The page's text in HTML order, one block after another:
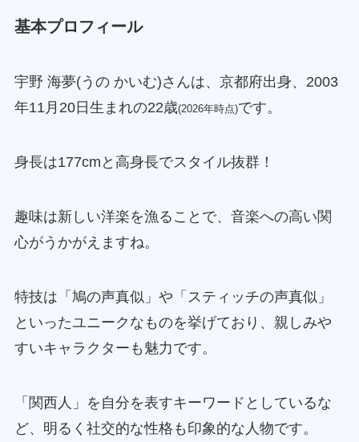
基本プロフィール
宇野 海夢(うの かいむ)さんは、京都府出身、2003
年11月20日生まれの22歳(2026年時点)です。
身長は177cmと高身長でスタイル抜群！
趣味は新しい洋楽を漁ることで、音楽への高い関
心がうかがえますね。
特技は「鳩の声真似」や「スティッチの声真似」
といったユニークなものを挙げており、親しみや
すいキャラクターも魅力です。
「関西人」を自分を表すキーワードとしているな
ど、明るく社交的な性格も印象的な人物です。